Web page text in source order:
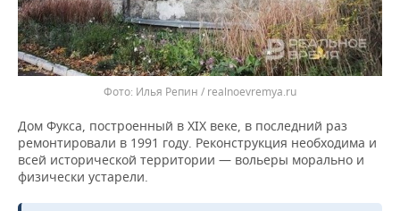
Илья Репин / realnoevremya.ru
Дом Фукса, построенный в XIX веке, в последний раз
ремонтировали в 1991 году. Реконструкция необходима и
всей исторической территории — вольеры морально и
физически устарели.